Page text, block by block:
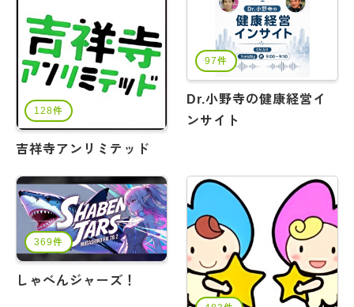
128件
吉祥寺アンリミテッド
97件
Dr.小野寺の健康経営イ
ンサイト
369件
しゃべんジャーズ！